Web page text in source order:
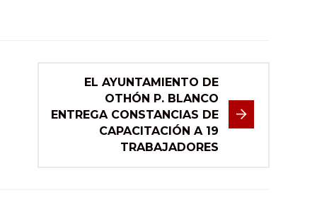
EL AYUNTAMIENTO DE
OTHÓN P. BLANCO
ENTREGA CONSTANCIAS DE
CAPACITACIÓN A 19
TRABAJADORES